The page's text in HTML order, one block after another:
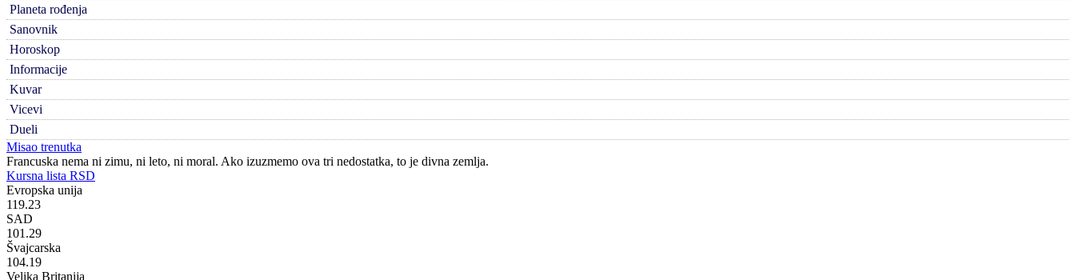
Planeta rođenja
Sanovnik
Horoskop
Informacije
Kuvar
Vicevi
Dueli
Misao trenutka
Francuska nema ni zimu, ni leto, ni moral. Ako izuzmemo ova tri nedostatka, to je divna zemlja.
Kursna lista RSD
Evropska unija
119.23
SAD
101.29
Švajcarska
104.19
Velika Britanija